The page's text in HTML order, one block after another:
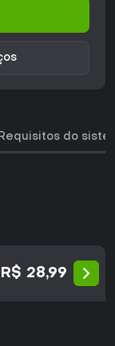
Requisitos do
R$ 28,99